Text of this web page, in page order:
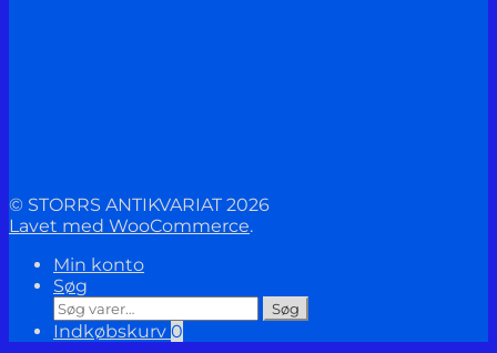
© STORRS ANTIKVARIAT 2026
Lavet med WooCommerce.
Min konto
Søg
Søg
efter:
Søg
Indkøbskurv 0